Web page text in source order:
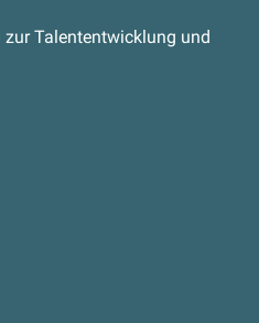
Talententwicklung und